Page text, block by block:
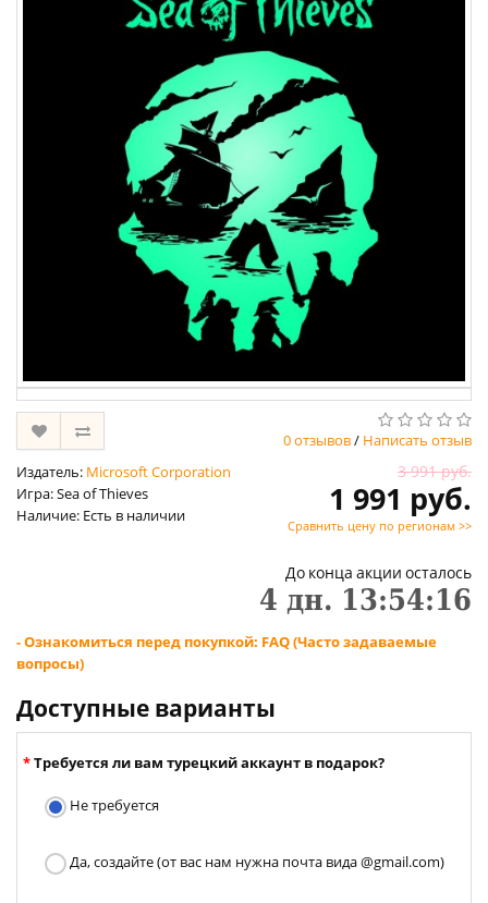
0 отзывов/ Написать отзыв
Издатель: Microsoft Corporation
Игра: Sea of Thieves
Наличие: Есть в наличии
3 991 руб.
1 991 руб.
Сравнить цену по регионам >>
До конца акции осталось
4 дн. 13:54:16
- Ознакомиться перед покупкой: FAQ (Часто задаваемые
вопросы)
Доступные варианты
Требуется ли вам турецкий аккаунт в подарок?
Не требуется
Да, создайте (от вас нам нужна почта вида @gmail.com)